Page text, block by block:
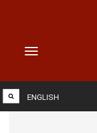
Toggle
ENGLISH